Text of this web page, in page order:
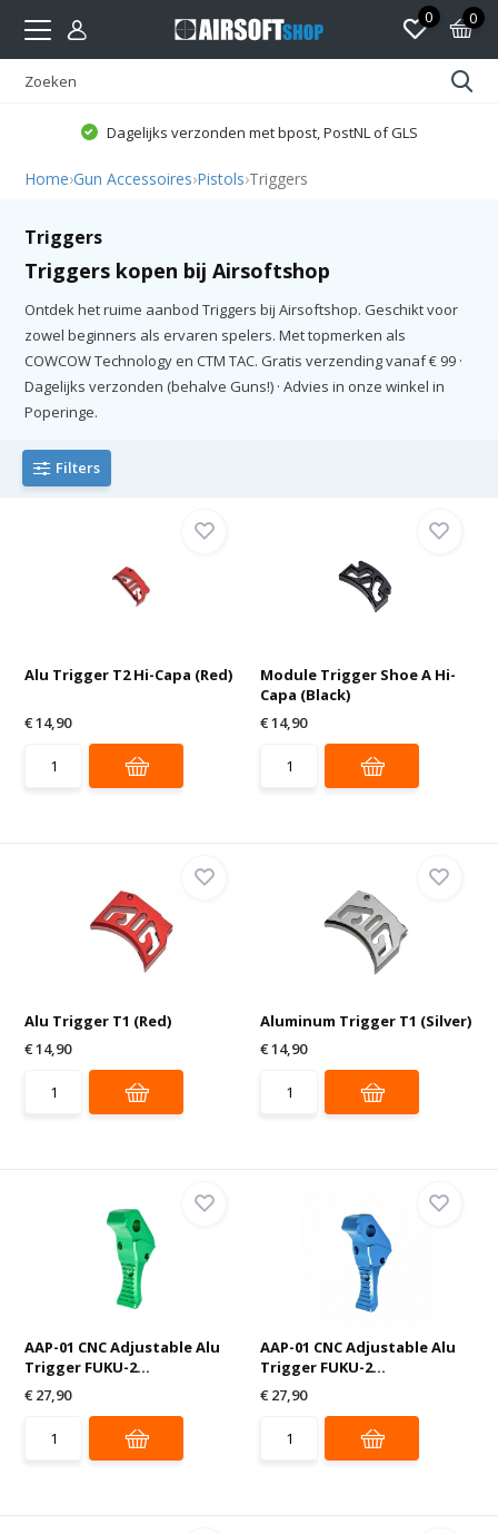
0 0
Dagelijks verzonden met bpost, PostNL of GLS
Home›Gun Accessoires›Pistols›Triggers
Triggers
Triggers kopen bij Airsoftshop
Ontdek het ruime aanbod Triggers bij Airsoftshop. Geschikt voor
zowel beginners als ervaren spelers. Met topmerken als
COWCOW Technology en CTM TAC. Gratis verzending vanaf € 99 ·
Dagelijks verzonden (behalve Guns!) · Advies in onze winkel in
Poperinge.
Filters
Alu Trigger T2 Hi-Capa (Red)
€ 14,90
Module Trigger Shoe A Hi-
Capa (Black)
€ 14,90
Alu Trigger T1 (Red)
€ 14,90
Aluminum Trigger T1 (Silver)
€ 14,90
AAP-01 CNC Adjustable Alu
Trigger FUKU-2...
€ 27,90
AAP-01 CNC Adjustable Alu
Trigger FUKU-2...
€ 27,90